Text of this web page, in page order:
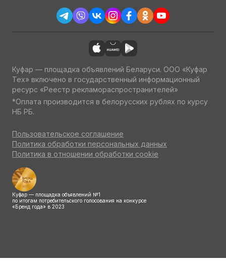
Куфар — площадка объявлений Беларуси. ООО «Куфар
Тех» включено в государственный информационный
ресурс «Реестр рекламораспространителей»
*Оплата производится в белорусских рублях по курсу
НБ РБ.
Пользовательское соглашение
Политика обработки персональных данных
Политика в отношении обработки cookie
Куфар — площадка объявлений №1
по итогам потребительского голосования на конкурсе
«Бренд года» в 2023